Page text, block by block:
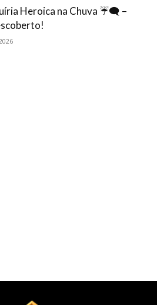
Heroica na Chuva ☔🗨️ –